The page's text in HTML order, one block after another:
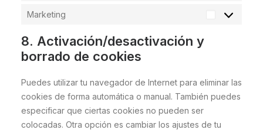
Marketing Marketing
8. Activación/desactivación y
borrado de cookies
Puedes utilizar tu navegador de Internet para eliminar las
cookies de forma automática o manual. También puedes
especificar que ciertas cookies no pueden ser
colocadas. Otra opción es cambiar los ajustes de tu